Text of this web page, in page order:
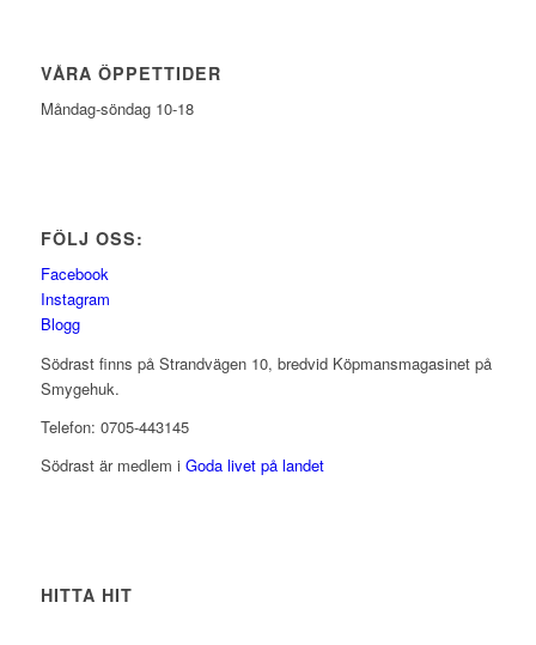
VÅRA ÖPPETTIDER
Måndag-söndag 10-18
FÖLJ OSS:
Facebook
Instagram
Blogg
Södrast finns på Strandvägen 10, bredvid Köpmansmagasinet på
Smygehuk.
Telefon: 0705-443145
Södrast är medlem i Goda livet på landet
HITTA HIT